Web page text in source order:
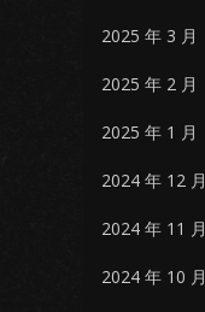
2025 年 3 月
2025 年 2 月
2025 年 1 月
2024 年 12 月
2024 年 11 月
2024 年 10 月